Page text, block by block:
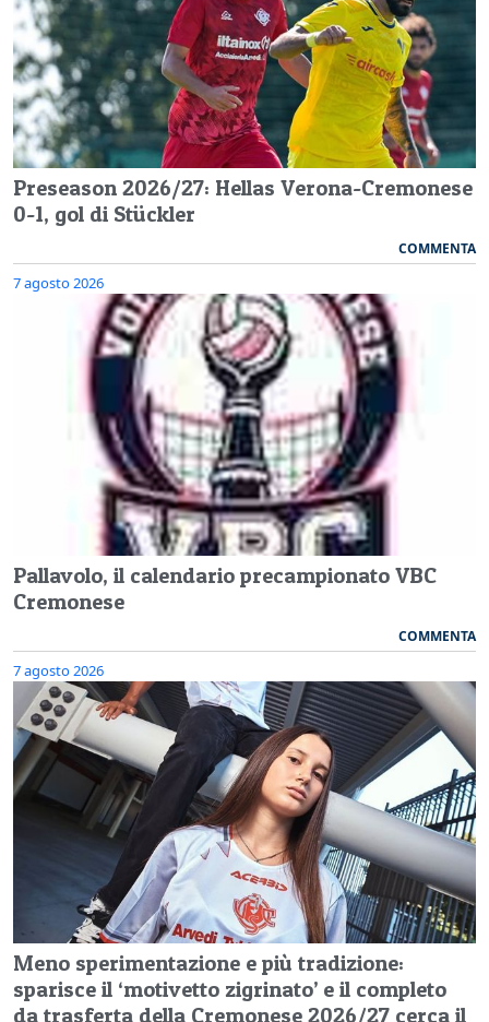
Preseason 2026/27: Hellas Verona-Cremonese
0-1, gol di Stückler
COMMENTA
7 agosto 2026
Pallavolo, il calendario precampionato VBC
Cremonese
COMMENTA
7 agosto 2026
Meno sperimentazione e più tradizione:
sparisce il ‘motivetto zigrinato’ e il completo
da trasferta della Cremonese 2026/27 cerca il